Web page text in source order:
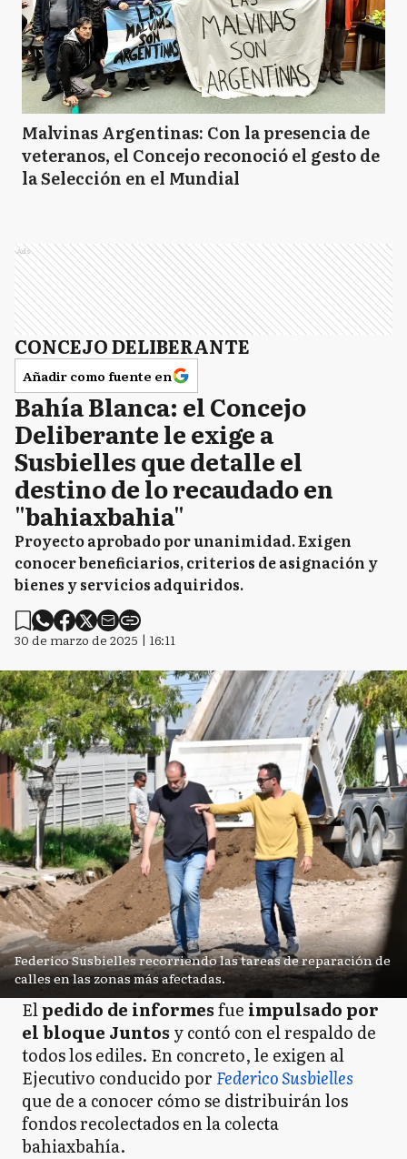
Malvinas Argentinas: Con la presencia de
veteranos, el Concejo reconoció el gesto de
la Selección en el Mundial
Ads
CONCEJO DELIBERANTE
Añadir como fuente en
Bahía Blanca: el Concejo
Deliberante le exige a
Susbielles que detalle el
destino de lo recaudado en
"bahiaxbahia"
Proyecto aprobado por unanimidad. Exigen
conocer beneficiarios, criterios de asignación y
bienes y servicios adquiridos.
30 de marzo de 2025 | 16:11
Federico Susbielles recorriendo las tareas de reparación de
calles en las zonas más afectadas.
Elpedido de informesfue impulsado por
el bloque Juntos y contó con el respaldo de
todos los ediles. En concreto, le exigen al
Ejecutivo conducido por Federico Susbielles
que de a conocer cómo se distribuirán los
fondos recolectados en la colecta
bahiaxbahía.